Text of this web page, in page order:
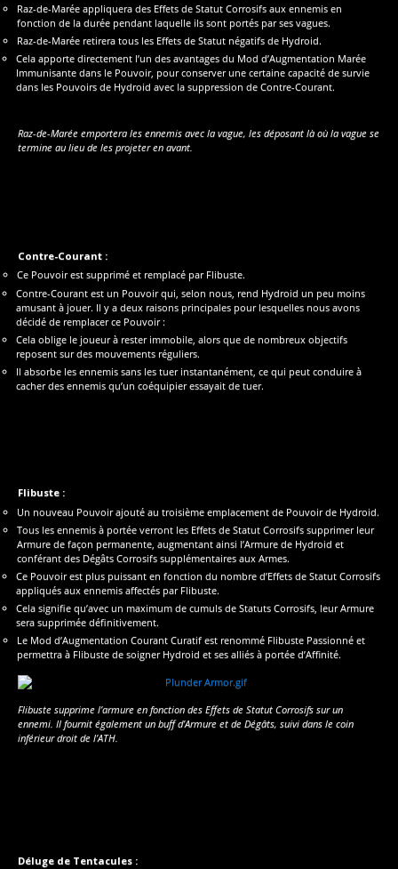
Raz-de-Marée appliquera des Effets de Statut Corrosifs aux ennemis en
fonction de la durée pendant laquelle ils sont portés par ses vagues.
Raz-de-Marée retirera tous les Effets de Statut négatifs de Hydroid.
Cela apporte directement l’un des avantages du Mod d’Augmentation Marée
Immunisante dans le Pouvoir, pour conserver une certaine capacité de survie
dans les Pouvoirs de Hydroid avec la suppression de Contre-Courant.
Raz-de-Marée emportera les ennemis avec la vague, les déposant là où la vague se
termine au lieu de les projeter en avant.
Contre-Courant :
Ce Pouvoir est supprimé et remplacé par Flibuste.
Contre-Courant est un Pouvoir qui, selon nous, rend Hydroid un peu moins
amusant à jouer. Il y a deux raisons principales pour lesquelles nous avons
décidé de remplacer ce Pouvoir :
Cela oblige le joueur à rester immobile, alors que de nombreux objectifs
reposent sur des mouvements réguliers.
Il absorbe les ennemis sans les tuer instantanément, ce qui peut conduire à
cacher des ennemis qu’un coéquipier essayait de tuer.
Flibuste :
Un nouveau Pouvoir ajouté au troisième emplacement de Pouvoir de Hydroid.
Tous les ennemis à portée verront les Effets de Statut Corrosifs supprimer leur
Armure de façon permanente, augmentant ainsi l’Armure de Hydroid et
conférant des Dégâts Corrosifs supplémentaires aux Armes.
Ce Pouvoir est plus puissant en fonction du nombre d’Effets de Statut Corrosifs
appliqués aux ennemis affectés par Flibuste.
Cela signifie qu’avec un maximum de cumuls de Statuts Corrosifs, leur Armure
sera supprimée définitivement.
Le Mod d’Augmentation Courant Curatif est renommé Flibuste Passionné et
permettra à Flibuste de soigner Hydroid et ses alliés à portée d’Affinité.
Flibuste supprime l’armure en fonction des Effets de Statut Corrosifs sur un
ennemi. Il fournit également un buff d’Armure et de Dégâts, suivi dans le coin
inférieur droit de l’ATH.
Déluge de Tentacules :